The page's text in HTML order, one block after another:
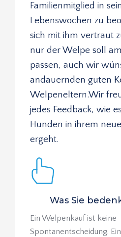
Familienmitglied in
Lebenswochen zu
sich mit ihm vertraut
nur der Welpe soll
passen, auch wir
andauernden guten
Welpeneltern.Wir
jedes Feedback, wie
Hunden in ihrem
ergeht.
Was Sie
Ein Welpenkauf ist keine
Spontanentscheidung.